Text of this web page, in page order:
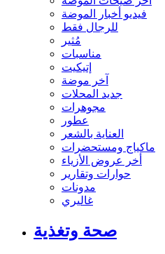
فيديو أخبار الموضة
للرجال فقط
مُثير
مناسبات
إتيكيت
آخر موضة
جديد المحلات
مجوهرات
عطور
العناية بالشعر
ماكياج ومستحضرات
أخر عروض الأزياء
حوارات وتقارير
مدونات
غاليري
صحة وتغذية